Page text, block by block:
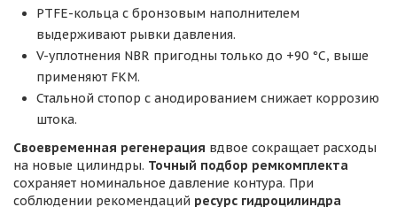
PTFE-кольца с бронзовым наполнителем
выдерживают рывки давления.
V-уплотнения NBR пригодны только до +90 °C, выше
применяют FKM.
Стальной стопор с анодированием снижает коррозию
штока.
Своевременная регенерация вдвое сокращает расходы
на новые цилиндры. Точный подбор ремкомплекта
сохраняет номинальное давление контура. При
соблюдении рекомендаций ресурс гидроцилиндра